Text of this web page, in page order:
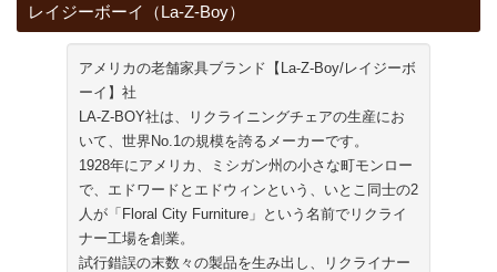
レイジーボーイ（La-Z-Boy）
アメリカの老舗家具ブランド【La-Z-Boy/レイジーボ
ーイ】社
LA-Z-BOY社は、リクライニングチェアの生産にお
いて、世界No.1の規模を誇るメーカーです。
1928年にアメリカ、ミシガン州の小さな町モンロー
で、エドワードとエドウィンという、いとこ同士の2
人が「Floral City Furniture」という名前でリクライ
ナー工場を創業。
試行錯誤の末数々の製品を生み出し、リクライナー